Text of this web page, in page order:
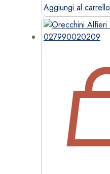
Aggiungi al carrello